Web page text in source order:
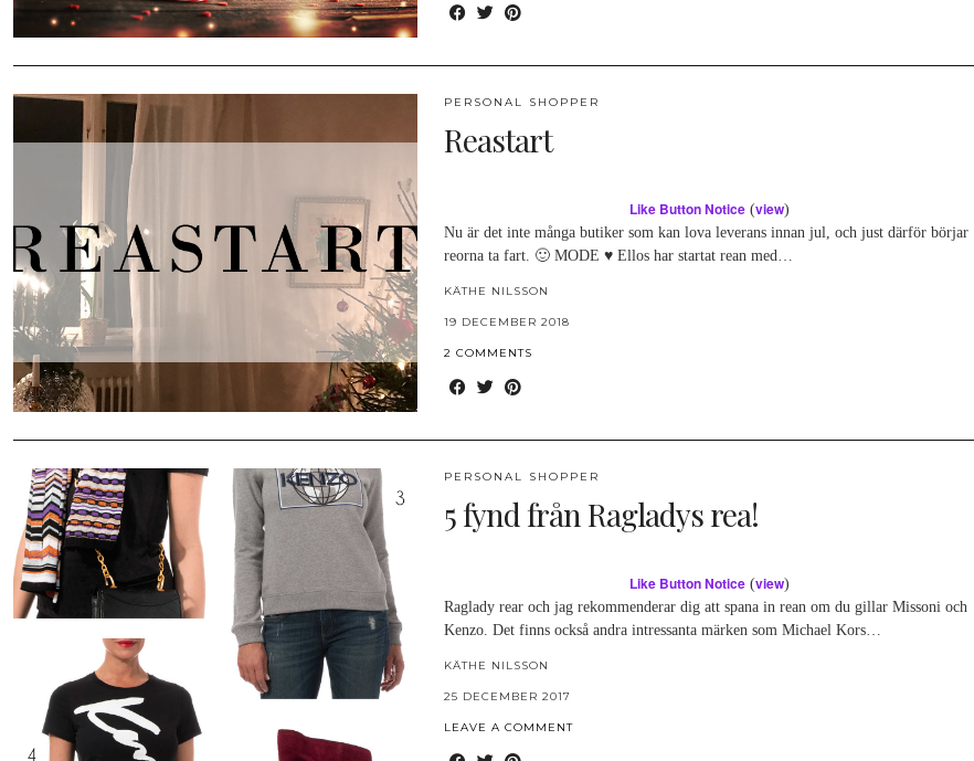
PERSONAL SHOPPER
Reastart
Like Button Notice (view)
Nu är det inte många butiker som kan lova leverans innan jul, och just därför börjar
reorna ta fart. 🙂 MODE ♥ Ellos har startat rean med…
KÄTHE NILSSON
19 DECEMBER 2018
2 COMMENTS
PERSONAL SHOPPER
5 fynd från Ragladys rea!
Like Button Notice (view)
Raglady rear och jag rekommenderar dig att spana in rean om du gillar Missoni och
Kenzo. Det finns också andra intressanta märken som Michael Kors…
KÄTHE NILSSON
25 DECEMBER 2017
LEAVE A COMMENT